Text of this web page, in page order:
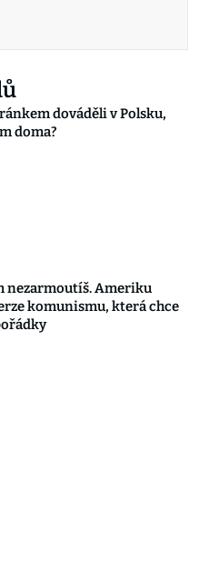
dováděli v Polsku,
doma?
nezarmoutíš. Ameriku
komunismu, která chce